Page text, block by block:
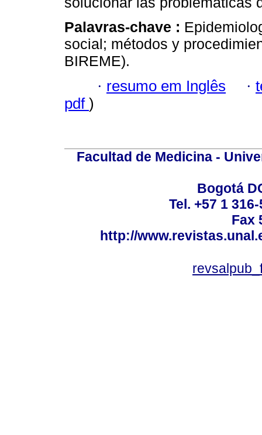
Palavras-chave :
social; métodos y
BIREME).
· resumo em Inglês ·
pdf )
Facultad de Medicina -
Bogotá
Tel. +57 1
Fax
http://